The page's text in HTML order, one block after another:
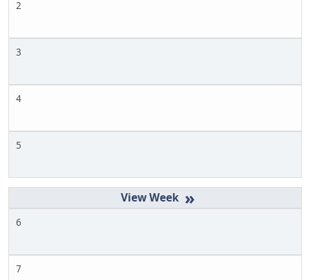
2
3
4
5
»
6
7